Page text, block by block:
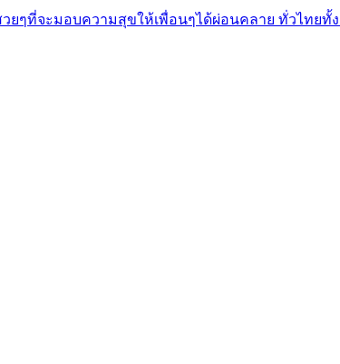
วยๆที่จะมอบความสุขให้เพื่อนๆได้ผ่อนคลาย ทั่วไทยทั้